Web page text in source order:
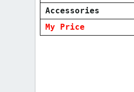
Accessories
My Price